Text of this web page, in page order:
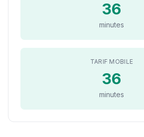
36
minutes
TARIF MOBILE
36
minutes